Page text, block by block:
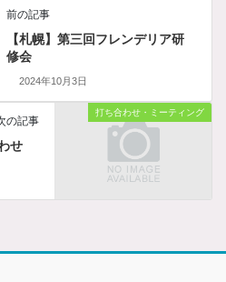
前の記事
【札幌】第三回フレンデリア研
修会
2024年10月3日
打ち合わせ・ミーティング
の記事
せ